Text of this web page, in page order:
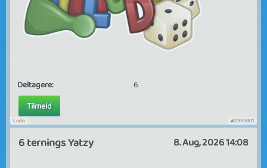
Deltagere:
6
Tilmeld
Ludo #2353001
6 ternings Yatzy 8. Aug, 2026 14:08